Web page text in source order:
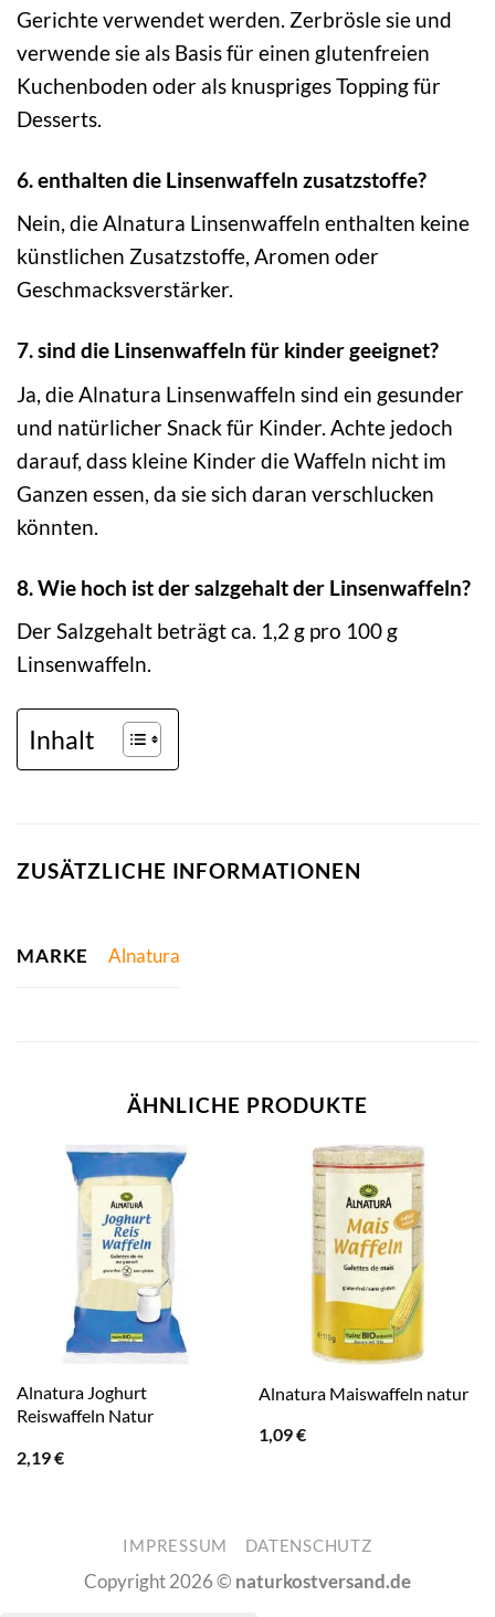
Gerichte verwendet werden. Zerbrösle sie und
verwende sie als Basis für einen glutenfreien
Kuchenboden oder als knuspriges Topping für
Desserts.
6. enthalten die Linsenwaffeln zusatzstoffe?
Nein, die Alnatura Linsenwaffeln enthalten keine
künstlichen Zusatzstoffe, Aromen oder
Geschmacksverstärker.
7. sind die Linsenwaffeln für kinder geeignet?
Ja, die Alnatura Linsenwaffeln sind ein gesunder
und natürlicher Snack für Kinder. Achte jedoch
darauf, dass kleine Kinder die Waffeln nicht im
Ganzen essen, da sie sich daran verschlucken
könnten.
8. Wie hoch ist der salzgehalt der Linsenwaffeln?
Der Salzgehalt beträgt ca. 1,2 g pro 100 g
Linsenwaffeln.
Inhalt
ZUSÄTZLICHE INFORMATIONEN
MARKE Alnatura
ÄHNLICHE PRODUKTE
Alnatura Joghurt
Reiswaffeln Natur
2,19€
Alnatura Maiswaffeln natur
1,09€
IMPRESSUM DATENSCHUTZ
Copyright 2026 © naturkostversand.de